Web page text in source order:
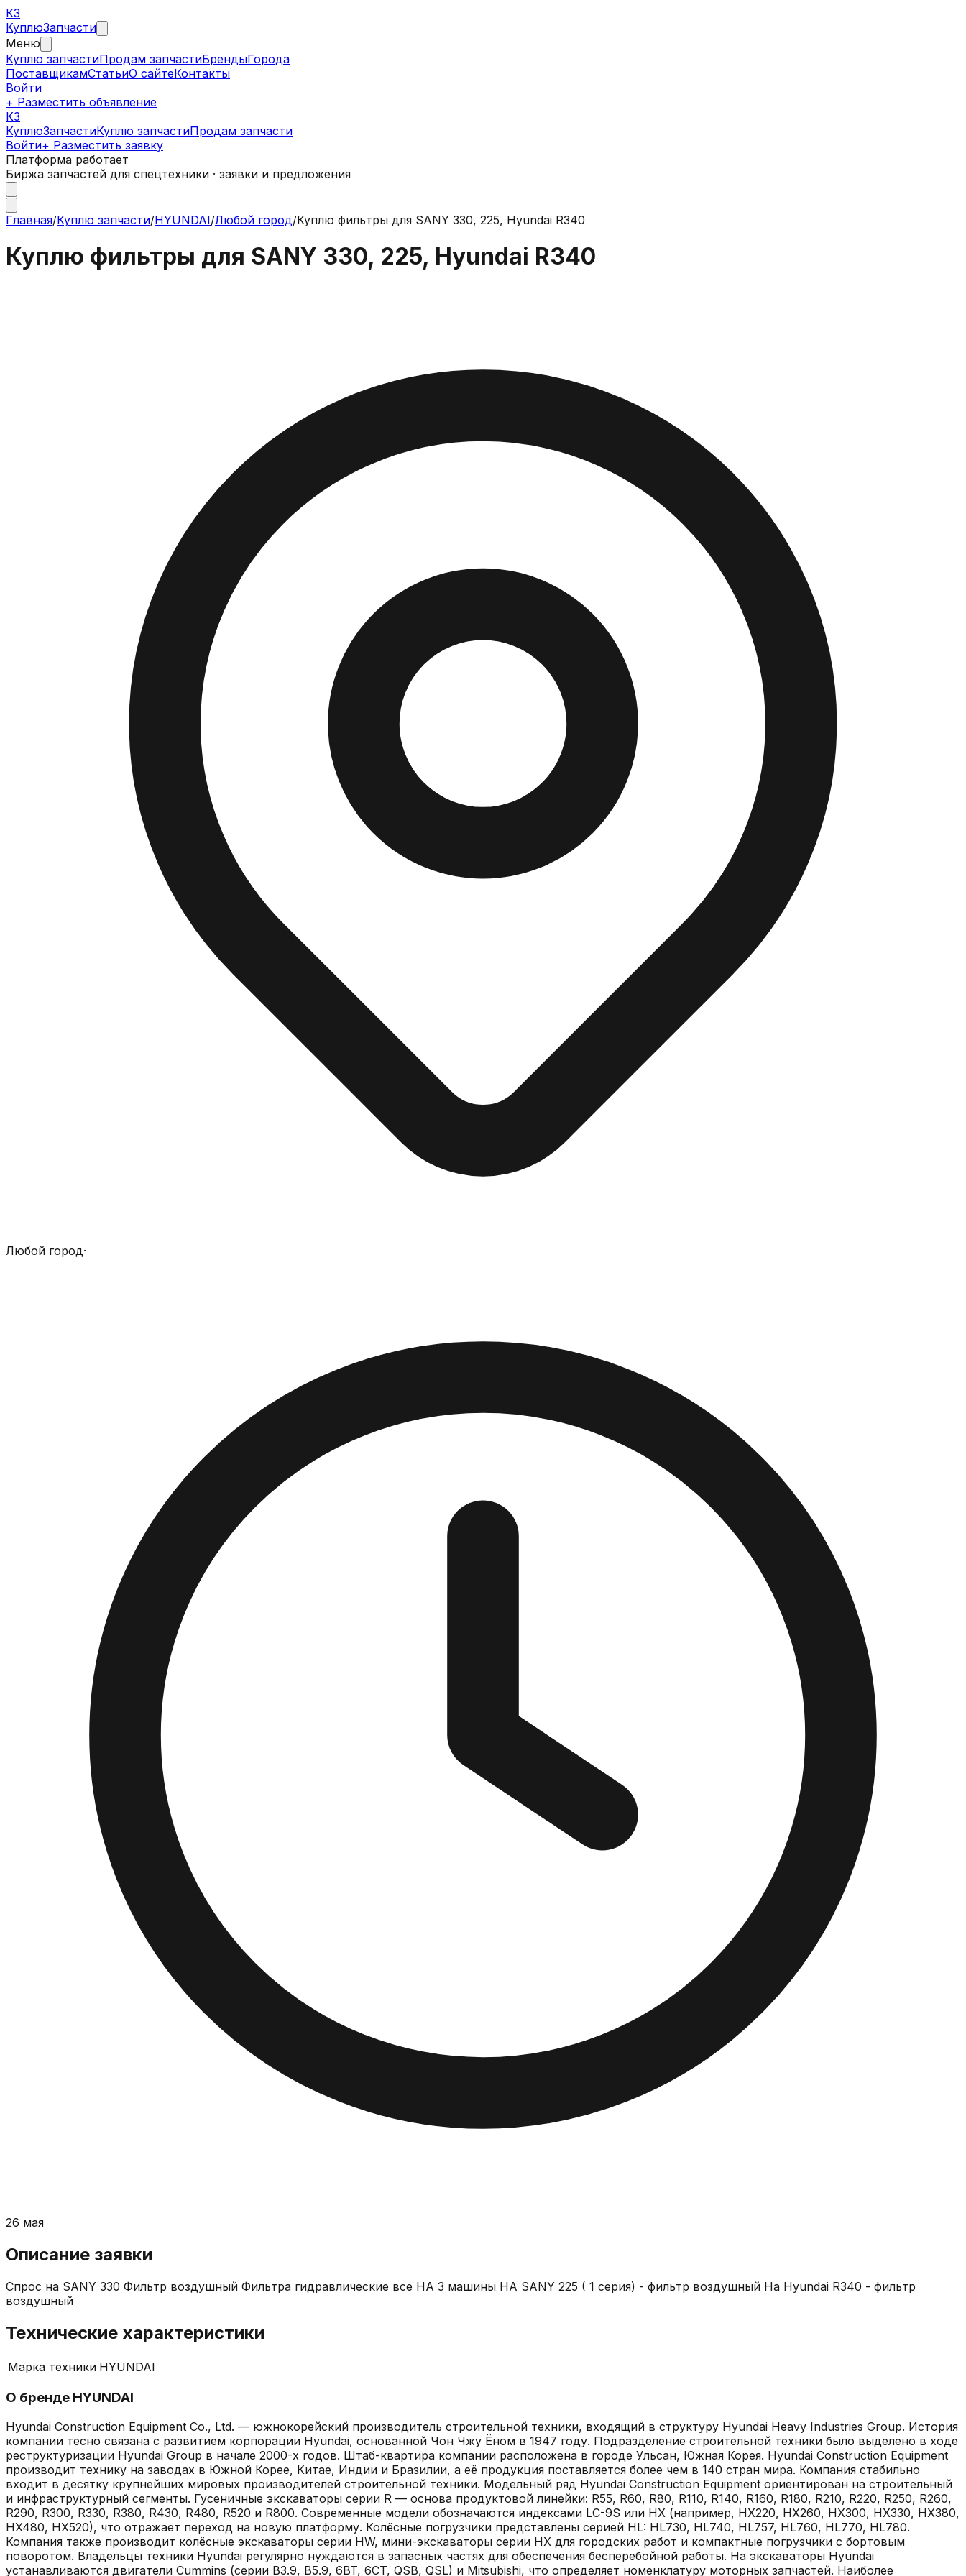
КЗ
КуплюЗапчасти
Меню
Куплю запчастиПродам запчастиБрендыГорода
ПоставщикамСтатьиО сайтеКонтакты
Войти
+ Разместить объявление
КЗ
КуплюЗапчастиКуплю запчастиПродам запчасти
Войти+ Разместить заявку
Платформа работает
Биржа запчастей для спецтехники · заявки и предложения
Главная/Куплю запчасти/HYUNDAI/Любой город/Куплю фильтры для SANY 330, 225, Hyundai R340
Куплю фильтры для SANY 330, 225, Hyundai R340
Любой город·
26 мая
Описание заявки
Спрос на SANY 330 Фильтр воздушный Фильтра гидравлические все НА 3 машины НА SANY 225 ( 1 серия) - фильтр воздушный На Hyundai R340 - фильтр
воздушный
Технические характеристики
Марка техники HYUNDAI
О бренде HYUNDAI
Hyundai Construction Equipment Co., Ltd. — южнокорейский производитель строительной техники, входящий в структуру Hyundai Heavy Industries Group. История
компании тесно связана с развитием корпорации Hyundai, основанной Чон Чжу Ёном в 1947 году. Подразделение строительной техники было выделено в ходе
реструктуризации Hyundai Group в начале 2000-х годов. Штаб-квартира компании расположена в городе Ульсан, Южная Корея. Hyundai Construction Equipment
производит технику на заводах в Южной Корее, Китае, Индии и Бразилии, а её продукция поставляется более чем в 140 стран мира. Компания стабильно
входит в десятку крупнейших мировых производителей строительной техники. Модельный ряд Hyundai Construction Equipment ориентирован на строительный
и инфраструктурный сегменты. Гусеничные экскаваторы серии R — основа продуктовой линейки: R55, R60, R80, R110, R140, R160, R180, R210, R220, R250, R260,
R290, R300, R330, R380, R430, R480, R520 и R800. Современные модели обозначаются индексами LC-9S или HX (например, HX220, HX260, HX300, HX330, HX380,
HX480, HX520), что отражает переход на новую платформу. Колёсные погрузчики представлены серией HL: HL730, HL740, HL757, HL760, HL770, HL780.
Компания также производит колёсные экскаваторы серии HW, мини-экскаваторы серии HX для городских работ и компактные погрузчики с бортовым
поворотом. Владельцы техники Hyundai регулярно нуждаются в запасных частях для обеспечения бесперебойной работы. На экскаваторы Hyundai
устанавливаются двигатели Cummins (серии B3.9, B5.9, 6BT, 6CT, QSB, QSL) и Mitsubishi, что определяет номенклатуру моторных запчастей. Наиболее